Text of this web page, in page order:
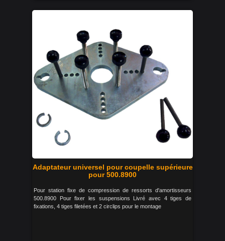
Adaptateur universel pour coupelle supérieure
pour 500.8900
Pour station fixe de compression de ressorts d'amortisseurs
500.8900 Pour fixer les suspensions Livré avec 4 tiges de
fixations, 4 tiges filetées et 2 circlips pour le montage